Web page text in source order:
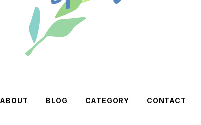
ABOUT BLOG CATEGORY CONTACT